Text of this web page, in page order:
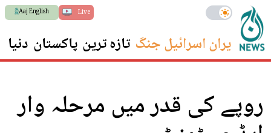
Live
Aaj English
ایران اسرائیل جنگ تازہ ترین پاکستان دنیا
روپے کی قدر میں مرحلہ وار